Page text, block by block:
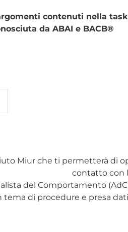
contenuti nella
da ABAI e BACB®
Miur che ti permetterà di
contatto con
del Comportamento
tema di procedure e presa